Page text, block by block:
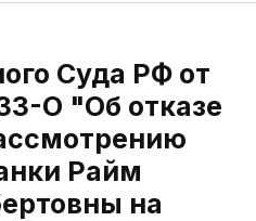
Суда РФ от
О "Об отказе
Райм
на